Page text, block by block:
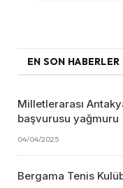
EN SON HABERLER
Milletlerarası
başvurusu yağmuru
04/04/2025
Bergama Tenis